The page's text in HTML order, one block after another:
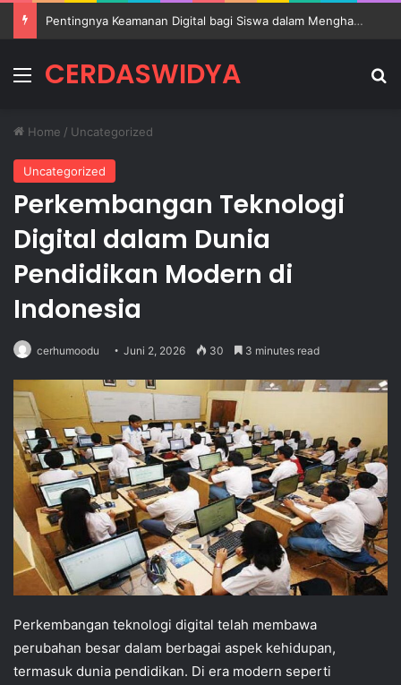
Pentingnya Keamanan Digital bagi Siswa dalam Menghadapi Perkembangan Teknologi Modern
MenuCERDASWIDYA
Home / Uncategorized
Uncategorized
Perkembangan Teknologi
Digital dalam Dunia
Pendidikan Modern di
Indonesia
cerhumoodu Juni 2, 2026 30 3 minutes read
Perkembangan teknologi digital telah membawa
perubahan besar dalam berbagai aspek kehidupan,
termasuk dunia pendidikan. Di era modern seperti